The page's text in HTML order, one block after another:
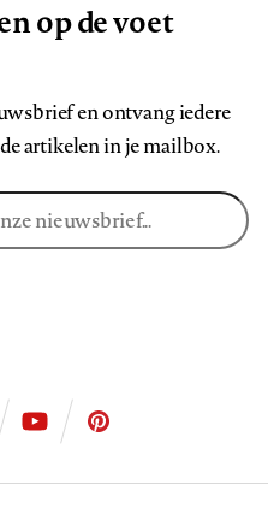
op de voet
en ontvang iedere
artikelen in je mailbox.
ons
ons